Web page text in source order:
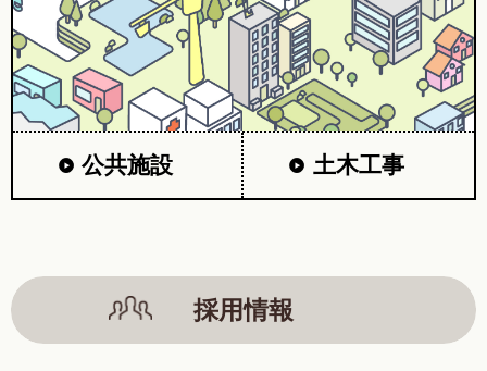
公共施設 土木工事
採用情報